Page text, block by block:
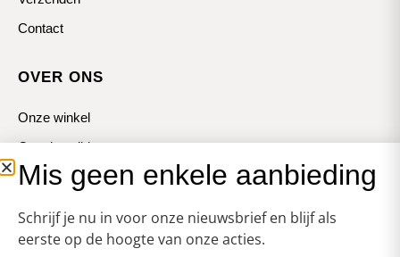
Contact
OVER ONS
Onze winkel
Openingstijden
Koopzondagen
Mis geen enkele aanbieding
Schrijf je nu in voor onze nieuwsbrief en blijf als
eerste op de hoogte van onze acties.